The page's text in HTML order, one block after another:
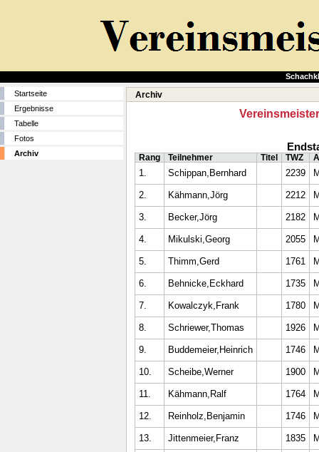
Startseite
Ergebnisse
Tabelle
Fotos
Archiv
Archiv
Rang Teilnehmer Titel TWZ
1. Schippan,Bernhard 2239
2. Kähmann,Jörg 2212
3. Becker,Jörg 2182
4. Mikulski,Georg 2055
5. Thimm,Gerd 1761
6. Behnicke,Eckhard 1735
7. Kowalczyk,Frank 1780
8. Schriewer,Thomas 1926
9. Buddemeier,Heinrich 1746
10. Scheibe,Werner 1900
11. Kähmann,Ralf 1764
12. Reinholz,Benjamin 1746
13. Jittenmeier,Franz 1835